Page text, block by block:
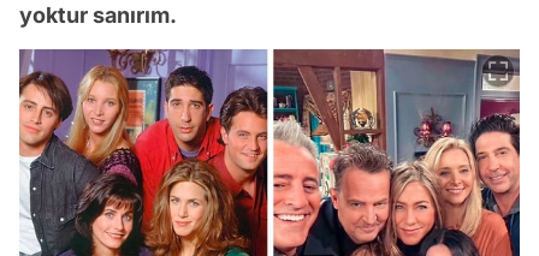
yoktur sanırım.